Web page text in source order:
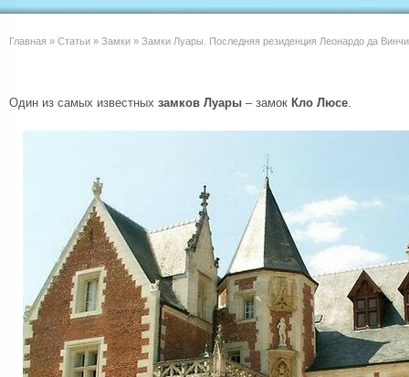
Главная » Статьи » Замки » Замки Луары. Последняя резиденция Леонардо да
Один из самых известных замков Луары – замок Кло Люсе.